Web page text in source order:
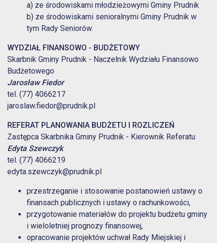
a) ze środowiskami młodzieżowymi Gminy Prudnik
b) ze środowiskami senioralnymi Gminy Prudnik w
tym Rady Seniorów.
WYDZIAŁ FINANSOWO - BUDŻETOWY
Skarbnik Gminy Prudnik - Naczelnik Wydziału Finansowo
Budżetowego
Jarosław Fiedor
tel. (77) 4066217
jaroslaw.fiedor@prudnik.pl
REFERAT PLANOWANIA BUDŻETU I ROZLICZEŃ
Zastępca Skarbnika Gminy Prudnik - Kierownik Referatu
Edyta Szewczyk
tel. (77) 4066219
edyta.szewczyk@prudnik.pl
przestrzeganie i stosowanie postanowień ustawy o
finansach publicznych i ustawy o rachunkowości,
przygotowanie materiałów do projektu budżetu gminy
i wieloletniej prognozy finansowej,
opracowanie projektów uchwał Rady Miejskiej i